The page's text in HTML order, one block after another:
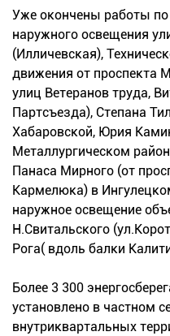
Уже окончены работы по
наружного освещения
(Илличевская),
движения от проспекта
улиц Ветеранов труда,
Партсъезда), Степана
Хабаровской, Юрия
Металлургическом
Панаса Мирного (от
Кармелюка) в
наружное освещение
Н.Свитальского
Рога( вдоль балки
Более 3 300
установлено в частном
внутриквартальных